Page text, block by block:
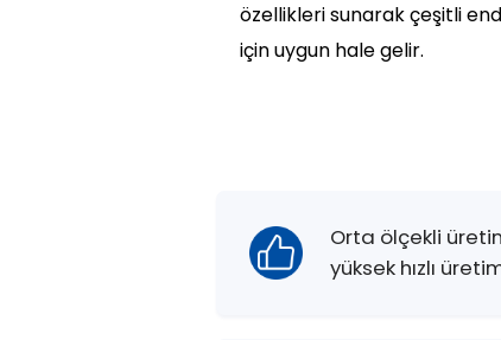
özellikleri sunarak çeşitli
için uygun hale gelir.
Orta ölçekli
yüksek hızlı